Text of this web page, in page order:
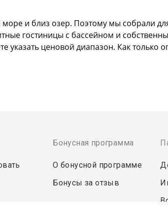
и близ озер. Поэтому мы собрали
гостиницы с бассейном и
указать ценовой диапазон. Как
Бонусная программа
О бонусной программе
Бонусы за отзыв